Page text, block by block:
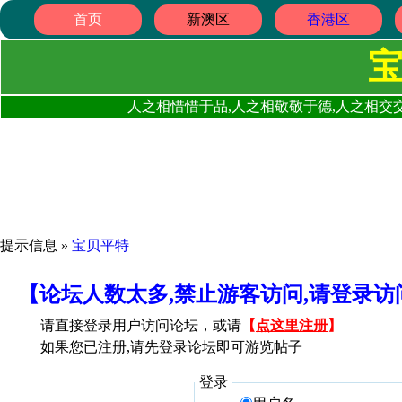
首页 新澳区 香港区
人之相惜惜于品,人之相敬敬于德,人之相
提示信息 » 宝贝平特
【论坛人数太多,禁止游客访问,请登录
请直接登录用户访问论坛，或请 【 点这里注册】
如果您已注册,请先登录论坛即可游览帖子
登录